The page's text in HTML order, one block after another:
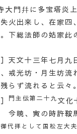
大門幷に多宝塔炎
火出来し、在家四
下総法師の姑家此
］天文十三年七月
戒光坊・月生坊流
らず流れると云々。
門主伝第二十九文化
今暁、寅の時許鞍
御代拝として国松左大